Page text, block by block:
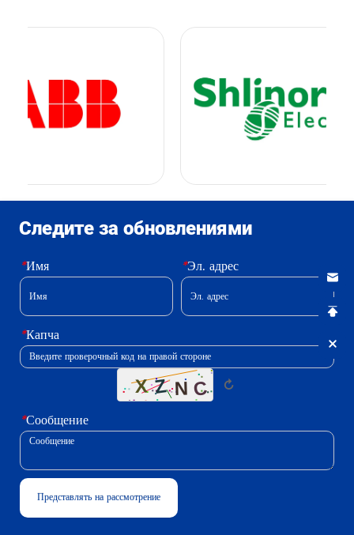
Следите за обновлениями
*Имя *Эл. адрес
*Капча
↻
*Сообщение
Представлять на рассмотрение